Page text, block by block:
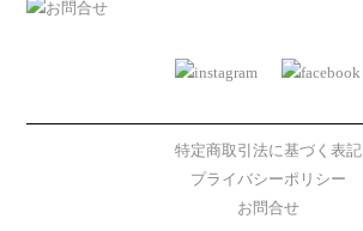
特定商取引法に基づく表記
プライバシーポリシー
お問合せ